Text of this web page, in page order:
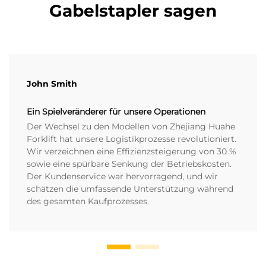
Gabelstapler sagen
John Smith
Ein Spielveränderer für unsere Operationen
Der Wechsel zu den Modellen von Zhejiang Huahe
Forklift hat unsere Logistikprozesse revolutioniert.
Wir verzeichnen eine Effizienzsteigerung von 30 %
sowie eine spürbare Senkung der Betriebskosten.
Der Kundenservice war hervorragend, und wir
schätzen die umfassende Unterstützung während
des gesamten Kaufprozesses.